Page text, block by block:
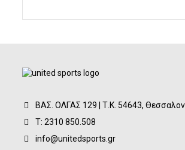
ΒΑΣ. ΟΛΓΑΣ 129 | Τ.Κ. 54643,
Τ: 2310 850.508
info@unitedsports.gr